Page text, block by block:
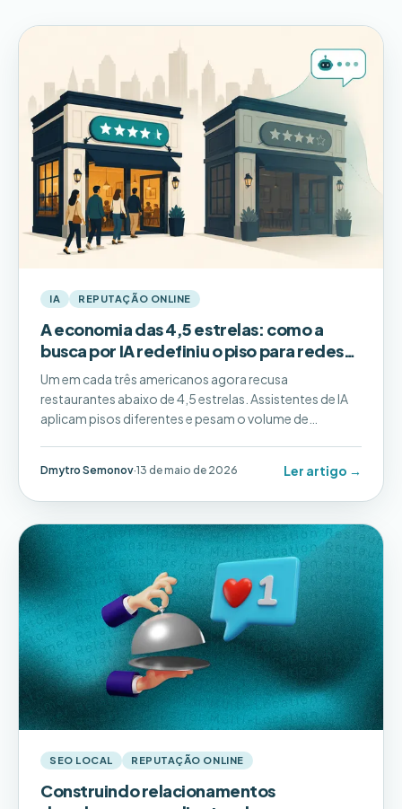
IA REPUTAÇÃO ONLINE
A economia das 4,5 estrelas: como a
busca por IA redefiniu o piso para redes
de restaurantes multi-unidade
Um em cada três americanos agora recusa
restaurantes abaixo de 4,5 estrelas. Assistentes de IA
aplicam pisos diferentes e pesam o volume de
Dmytro Semonov·13 de maio de 2026 Ler artigo →
SEO LOCAL REPUTAÇÃO ONLINE
Construindo relacionamentos